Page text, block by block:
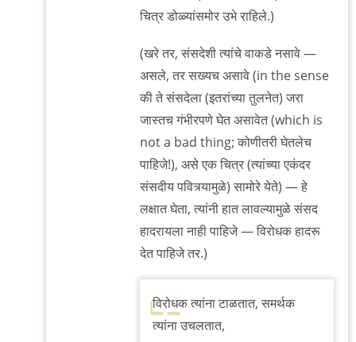
चित्र डोळ्यांसमोर उभे राहिले.)
(खरे तर, संसदेशी त्यांचे वाकडे नसावे —
असले, तर सख्यच असावे (in the sense
की ते संसदेला (इतरांच्या तुलनेत) जरा
जास्तच गंभीरपणे घेत असावेत (which is
not a bad thing; कोणीतरी घेतलेच
पाहिजे!), असे एक चित्र (त्यांच्या एकंदर
संसदीय पवित्र्यामुळे) सामोरे येते) — हे
लक्षात घेता, त्यांनी हात लावल्यामुळे संसद
हादरायला नाही पाहिजे — विरोधक हादरू
देत पाहिजे तर.)
विरोधक त्यांना टाळतात, समर्थक
त्यांना उचलतात,